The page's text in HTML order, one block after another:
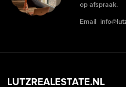
op afspraak.
Email
LUTZREALESTATE.NL